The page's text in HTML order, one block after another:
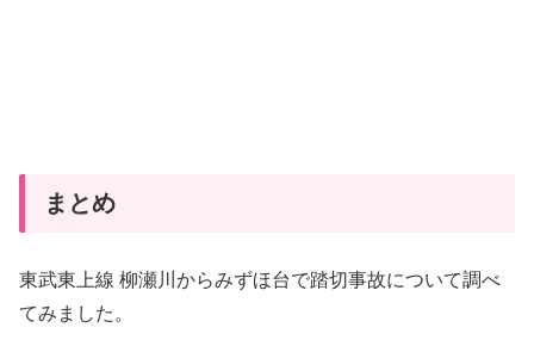
まとめ
東武東上線 柳瀬川からみずほ台で踏切事故について調べ
てみました。